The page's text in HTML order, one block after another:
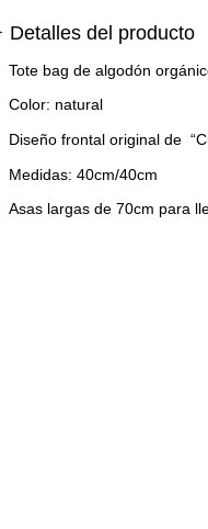
Detalles del producto
Tote bag de algodón
Color: natural
Diseño frontal original de
Medidas: 40cm/40cm
Asas largas de 70cm para